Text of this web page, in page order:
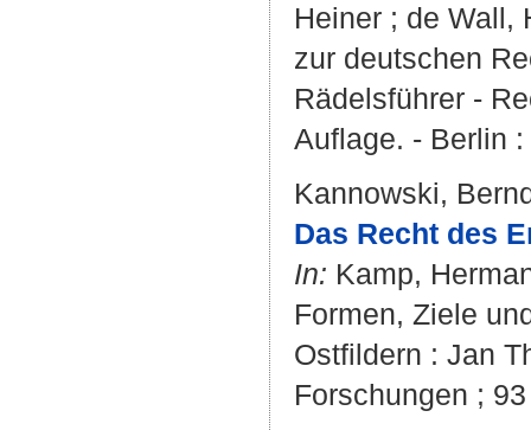
Heiner ; de Wall,
zur deutschen
Rädelsführer -
Auflage. - Berlin
Kannowski,
Das Recht des
In: Kamp,
Formen, Ziele
Ostfildern : Jan
Forschungen ;